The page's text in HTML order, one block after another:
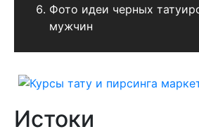
Фото идеи черных
мужчин
Истоки